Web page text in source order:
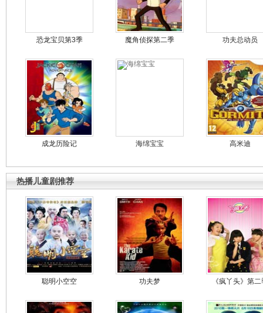
恐龙宝贝第3季 魔角侦探第二季 功夫总动员
成龙历险记 海绵宝宝 高米迪
热播儿童剧推荐
聪明小空空 功夫梦 《疯丫头》第二